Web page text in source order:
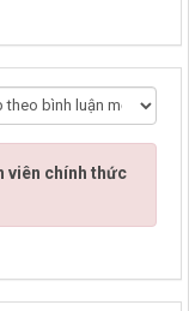
viên chính thức